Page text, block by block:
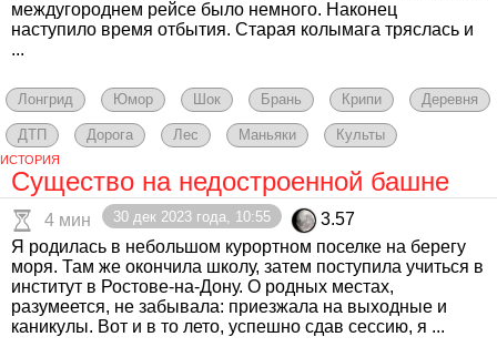
междугороднем рейсе было немного. Наконец
наступило время отбытия. Старая колымага тряслась и
...
Лонгрид Юмор Шок Брань Крипи Деревня
ДТП Дорога Лес Маньяки Культы
ИСТОРИЯ
Существо на недостроенной башне
4 мин 30 дек 2023 года, 10:55
3.57
Я родилась в небольшом курортном поселке на берегу
моря. Там же окончила школу, затем поступила учиться в
институт в Ростове-на-Дону. О родных местах,
разумеется, не забывала: приезжала на выходные и
каникулы. Вот и в то лето, успешно сдав сессию, я ...